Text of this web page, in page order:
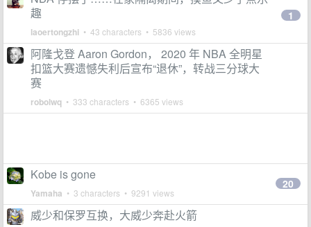
趣
laoertongzhi • 43 characters • 5836 views
1
阿隆戈登 Aaron Gordon， 2020 年 NBA 全明星
扣篮大赛遗憾失利后宣布“退休”，转战三分球大
赛
robolwq • 333 characters • 6365 views
Kobe is gone
Yamaha • 3 characters • 9291 views
20
威少和保罗互换，大威少奔赴火箭